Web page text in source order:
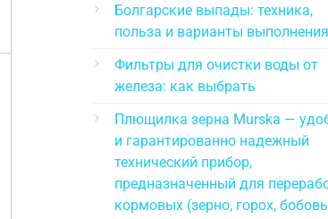
Болгарские выпады: техника,
польза и варианты выполнения
Фильтры для очистки воды от
железа: как выбрать
Плющилка зерна Murska —
и гарантированно надежный
технический прибор,
предназначенный для
кормовых (зерно, горох,